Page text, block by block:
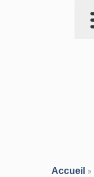
Accueil »